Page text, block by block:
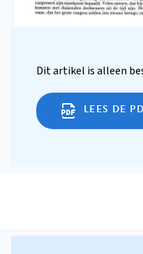
Dit artikel is alleen
LEES DE